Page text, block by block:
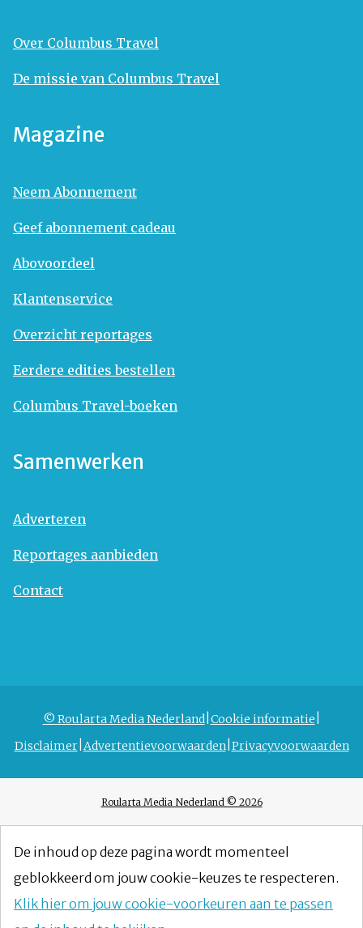
Over Columbus Travel
De missie van Columbus Travel
Magazine
Neem Abonnement
Geef abonnement cadeau
Abovoordeel
Klantenservice
Overzicht reportages
Eerdere edities bestellen
Columbus Travel-boeken
Samenwerken
Adverteren
Reportages aanbieden
Contact
© Roularta Media Nederland Cookie informatie
Disclaimer Advertentievoorwaarden Privacyvoorwaarden
Roularta Media Nederland © 2026
De inhoud op deze pagina wordt momenteel
geblokkeerd om jouw cookie-keuzes te respecteren.
Klik hier om jouw cookie-voorkeuren aan te passen